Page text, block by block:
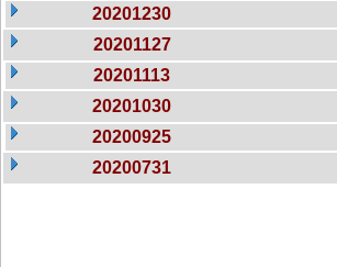
20201230
20201127
20201113
20201030
20200925
20200731